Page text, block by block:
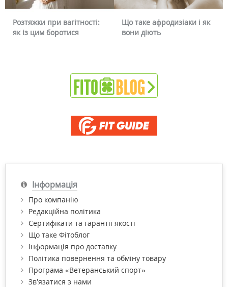
Що таке афродизіаки і як
вони діють
Чому червоніє обличчя і
чи можна це прибрати
Інформація
Про компанію
Редакційна політика
Сертифікати та гарантії якості
Що таке Фітоблог
Інформація про доставку
Політика повернення та обміну товару
Програма «Ветеранський спорт»
Зв’язатися з нами